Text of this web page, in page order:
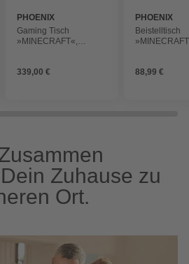
PHOENIX
Gaming Tisch
»MINECRAFT«,
BxHxT: 120 x 89,5 x 60
339,00 €
PHOENIX
Beistelltisch
88,99 €
Zuhause zu
Ort.